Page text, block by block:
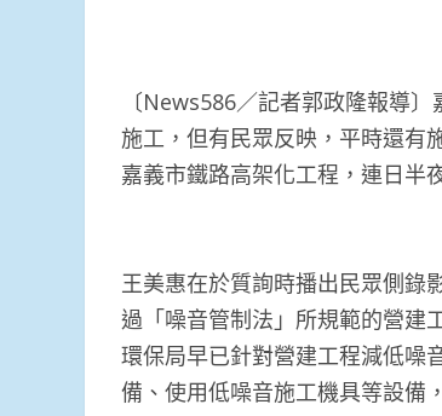
〔News586／記者郭政隆報導
施工，但有民眾反映，平時還有
嘉義市鐵路高架化工程，連日半
王美惠在於質詢時播出民眾側錄
過「噪音管制法」所規範的營建
環保局早已針對營建工程減低噪
備、使用低噪音施工機具等設備